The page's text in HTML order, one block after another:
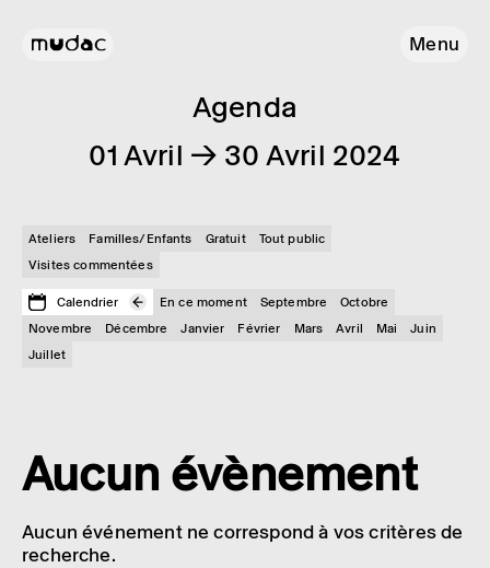
Menu
Agenda
01 Avril → 30 Avril 2024
Ateliers Familles/Enfants Gratuit
Tout public
Visites commentées
Calendrier En ce moment Septembre
Octobre
Novembre
Décembre Janvier Février Mars Avril Mai
Juin
Juillet
Aucun évènement
Aucun événement ne correspond à vos critères de
recherche.